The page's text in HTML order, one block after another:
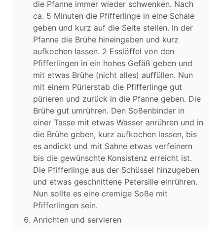
die Pfanne immer wieder schwenken. Nach
ca. 5 Minuten die Pfifferlinge in eine Schale
geben und kurz auf die Seite stellen. In der
Pfanne die Brühe hineingeben und kurz
aufkochen lassen. 2 Esslöffel von den
Pfifferlingen in ein hohes Gefäß geben und
mit etwas Brühe (nicht alles) auffüllen. Nun
mit einem Pürierstab die Pfifferlinge gut
pürieren und zurück in die Pfanne geben. Die
Brühe gut umrühren. Den Soßenbinder in
einer Tasse mit etwas Wasser anrühren und in
die Brühe geben, kurz aufkochen lassen, bis
es andickt und mit Sahne etwas verfeinern
bis die gewünschte Konsistenz erreicht ist.
Die Pfifferlinge aus der Schüssel hinzugeben
und etwas geschnittene Petersilie einrühren.
Nun sollte es eine cremige Soße mit
Pfifferlingen sein.
Anrichten und servieren